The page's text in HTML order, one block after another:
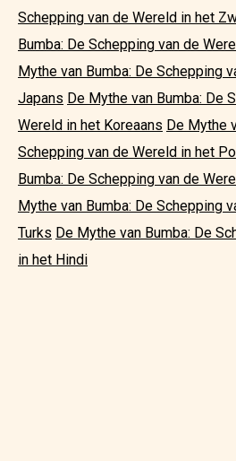
Schepping van de Wereld in het
Bumba: De Schepping van de
Mythe van Bumba: De Schepping
Japans De Mythe van Bumba: De
Wereld in het Koreaans De Mythe
Schepping van de Wereld in het
Bumba: De Schepping van de
Mythe van Bumba: De Schepping
Turks De Mythe van Bumba: De
in het Hindi